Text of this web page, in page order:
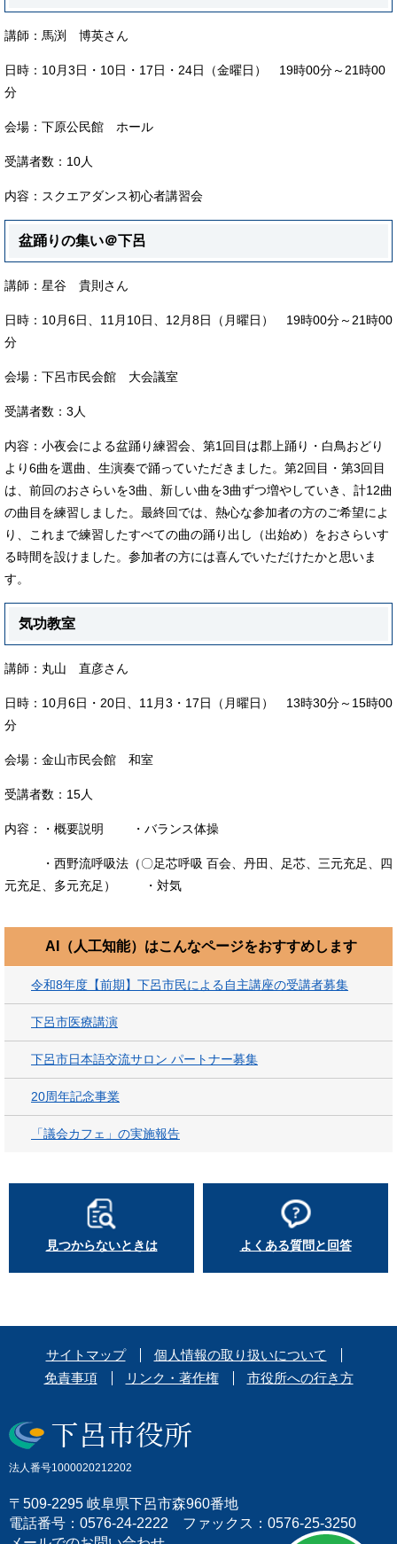
講師：馬渕 博英さん
日時：10月3日・10日・17日・24日（金曜日） 19時00分～21時00
分
会場：下原公民館 ホール
受講者数：10人
内容：スクエアダンス初心者講習会
盆踊りの集い＠下呂
講師：星谷 貴則さん
日時：10月6日、11月10日、12月8日（月曜日） 19時00分～21時00
分
会場：下呂市民会館 大会議室
受講者数：3人
内容：小夜会による盆踊り練習会、第1回目は郡上踊り・白鳥おどり
より6曲を選曲、生演奏で踊っていただきました。第2回目・第3回目
は、前回のおさらいを3曲、新しい曲を3曲ずつ増やしていき、計12曲
の曲目を練習しました。最終回では、熱心な参加者の方のご希望によ
り、これまで練習したすべての曲の踊り出し（出始め）をおさらいす
る時間を設けました。参加者の方には喜んでいただけたかと思いま
す。
気功教室
講師：丸山 直彦さん
日時：10月6日・20日、11月3・17日（月曜日） 13時30分～15時00
分
会場：金山市民会館 和室
受講者数：15人
内容：・概要説明 ・バランス体操
・西野流呼吸法（〇足芯呼吸 百会、丹田、足芯、三元充足、四
元充足、多元充足） ・対気
AI（人工知能）はこんなページをおすすめします
令和8年度【前期】下呂市民による自主講座の受講者募集
下呂市医療講演
下呂市日本語交流サロン パートナー募集
20周年記念事業
「議会カフェ」の実施報告
見つからないときは よくある質問と回答
サイトマップ
個人情報の取り扱いについて
免責事項
リンク・著作権 市役所への行き方
法人番号1000020212202
〒509-2295 岐阜県下呂市森960番地
電話番号：0576-24-2222 ファックス：0576-25-3250